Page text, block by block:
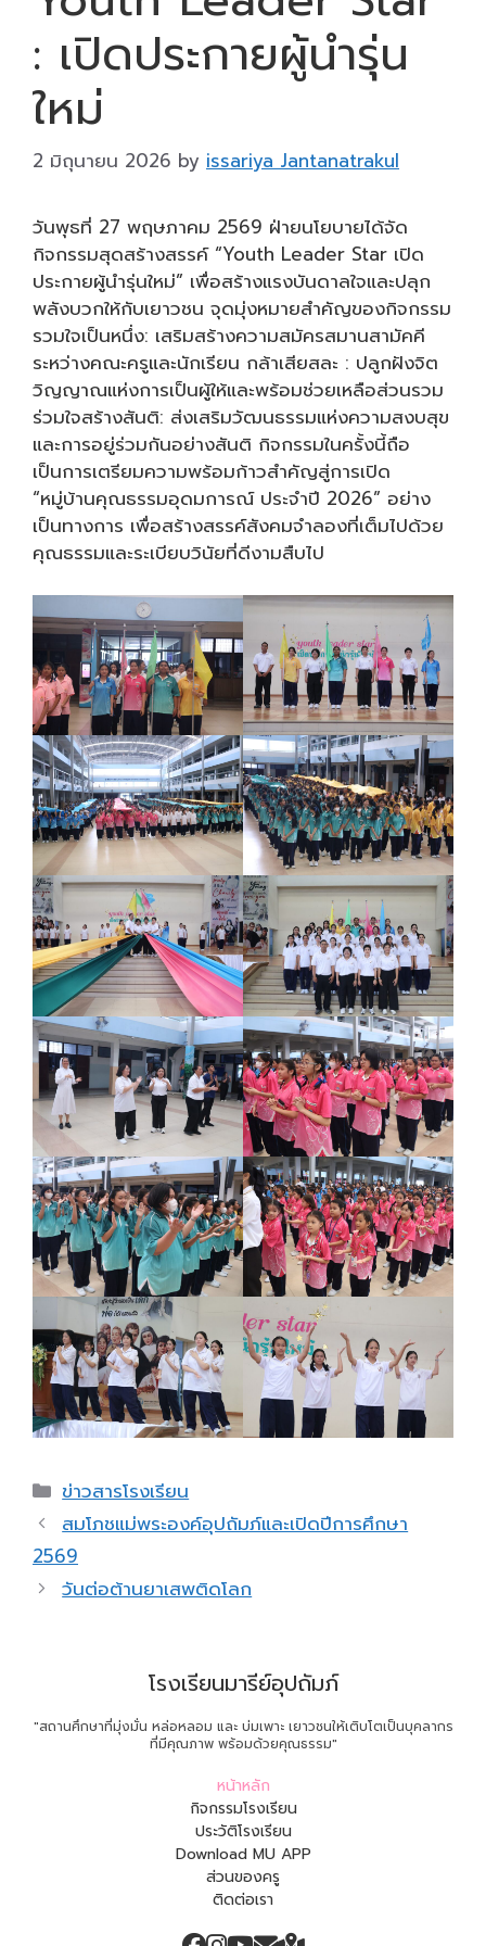
: เปิดประกายผู้นำรุ่น
ใหม่
2 มิถุนายน 2026 by issariya Jantanatrakul
วันพุธที่ 27 พฤษภาคม 2569 ฝ่ายนโยบายได้จัด
กิจกรรมสุดสร้างสรรค์ “Youth Leader Star เปิด
ประกายผู้นำรุ่นใหม่” เพื่อสร้างแรงบันดาลใจและปลุก
พลังบวกให้กับเยาวชน จุดมุ่งหมายสำคัญของกิจกรรม
รวมใจเป็นหนึ่ง: เสริมสร้างความสมัครสมานสามัคคี
ระหว่างคณะครูและนักเรียน กล้าเสียสละ : ปลูกฝังจิต
วิญญาณแห่งการเป็นผู้ให้และพร้อมช่วยเหลือส่วนรวม
ร่วมใจสร้างสันติ: ส่งเสริมวัฒนธรรมแห่งความสงบสุข
และการอยู่ร่วมกันอย่างสันติ กิจกรรมในครั้งนี้ถือ
เป็นการเตรียมความพร้อมก้าวสำคัญสู่การเปิด
“หมู่บ้านคุณธรรมอุดมการณ์ ประจำปี 2026” อย่าง
เป็นทางการ เพื่อสร้างสรรค์สังคมจำลองที่เต็มไปด้วย
คุณธรรมและระเบียบวินัยที่ดีงามสืบไป
Categories
ข่าวสารโรงเรียน
สมโภชแม่พระองค์อุปถัมภ์และเปิดปีการศึกษา
2569
วันต่อต้านยาเสพติดโลก
โรงเรียนมารีย์อุปถัมภ์
"สถานศึกษาที่มุ่งมั่น หล่อหลอม และ บ่มเพาะ เยาวชนให้เติบโตเป็นบุคลากร
ที่มีคุณภาพ พร้อมด้วยคุณธรรม"
หน้าหลัก
กิจกรรมโรงเรียน
ประวัติโรงเรียน
Download MU APP
ส่วนของครู
ติดต่อเรา